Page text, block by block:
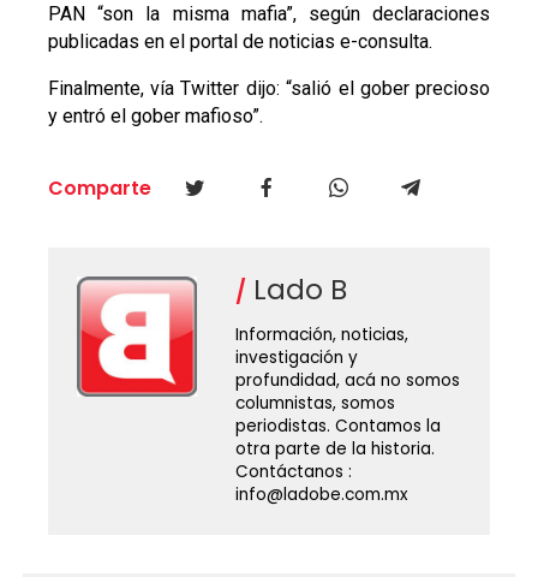
PAN “son la misma mafia”, según declaraciones
publicadas en el portal de noticias e-consulta.
Finalmente, vía Twitter dijo: “salió el gober precioso
y entró el gober mafioso”.
Comparte
Lado B
Información, noticias,
investigación y
profundidad, acá no somos
columnistas, somos
periodistas. Contamos la
otra parte de la historia.
Contáctanos :
info@ladobe.com.mx